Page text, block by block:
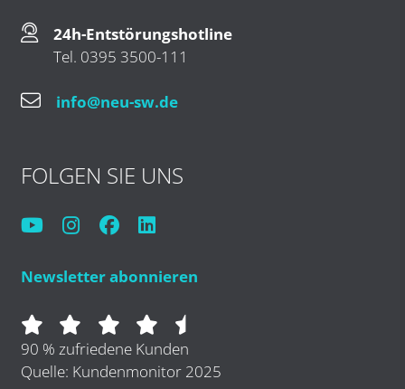
24h-Entstörungshotline
Tel. 0395 3500-111
info@neu-sw.de
FOLGEN SIE UNS
Newsletter abonnieren
90 % zufriedene Kunden
Quelle: Kundenmonitor 2025